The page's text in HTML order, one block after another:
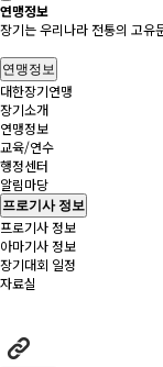
연맹정보
장기는 우리나라 전통의 고유
연맹정보
대한장기연맹
장기소개
연맹정보
교육/연수
행정센터
알림마당
프로기사 정보
프로기사 정보
아마기사 정보
장기대회 일정
자료실